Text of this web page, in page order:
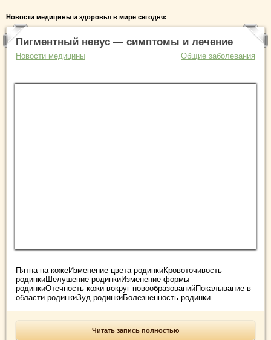
Новости медицины и здоровья в мире сегодня:
Пигментный невус — симптомы и лечение
Новости медицины Общие заболевания
Пятна на кожеИзменение цвета родинкиКровоточивость
родинкиШелушение родинкиИзменение формы
родинкиОтечность кожи вокруг новообразованийПокалывание в
области родинкиЗуд родинкиБолезненность родинки
Читать запись полностью